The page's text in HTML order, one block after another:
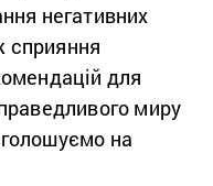
негативних
сприяння
для
миру
на